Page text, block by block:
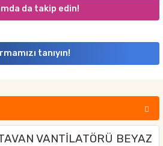
da takip edin!
tanıyın!
VANTİLATÖRÜ BEYAZ